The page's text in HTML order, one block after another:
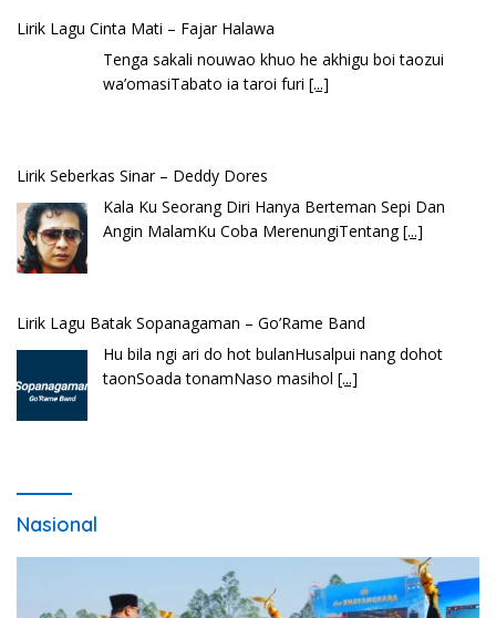
Lirik Seberkas Sinar – Deddy Dores
Kala Ku Seorang Diri Hanya Berteman Sepi Dan
Angin MalamKu Coba MerenungiTentang
Lirik Lagu Batak Sopanagaman – Go’Rame Band
Hu bila ngi ari do hot bulanHusalpui nang dohot
taonSoada tonamNaso masihol[...]
Lirik Lagu Ena’o – Yusman Lase – Gudangnya Lagu Nias
Ena’o natola ukhamoHaga mbawa ba desa’aUhalo
ube’e khomoUohe ia ube bangaimo Ena’o
Nasional